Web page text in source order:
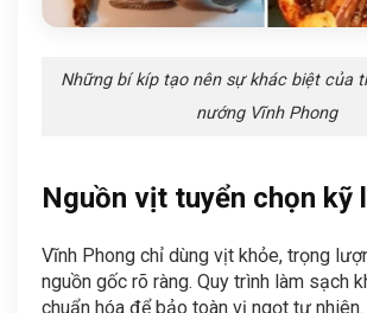
Những bí kíp tạo nên sự khác biệt của
nướng Vĩnh Phong
Nguồn vịt tuyển chọn kỹ
Vĩnh Phong chỉ dùng vịt khỏe, trọng
nguồn gốc rõ ràng. Quy trình làm sạch
chuẩn hóa để bảo toàn vị ngọt tự